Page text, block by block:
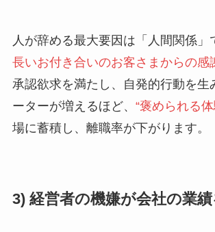
人が辞める最大要因は「人間関係」
長いお付き合いのお客さまからの感
承認欲求を満たし、自発的行動を生
ーターが増えるほど、 “褒められる
場に蓄積し、離職率が下がります。
3) 経営者の機嫌が会社の業